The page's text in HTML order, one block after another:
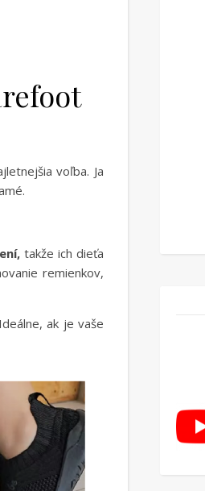
voľba. Ja
takže ich dieťa
remienkov,
ak je vaše